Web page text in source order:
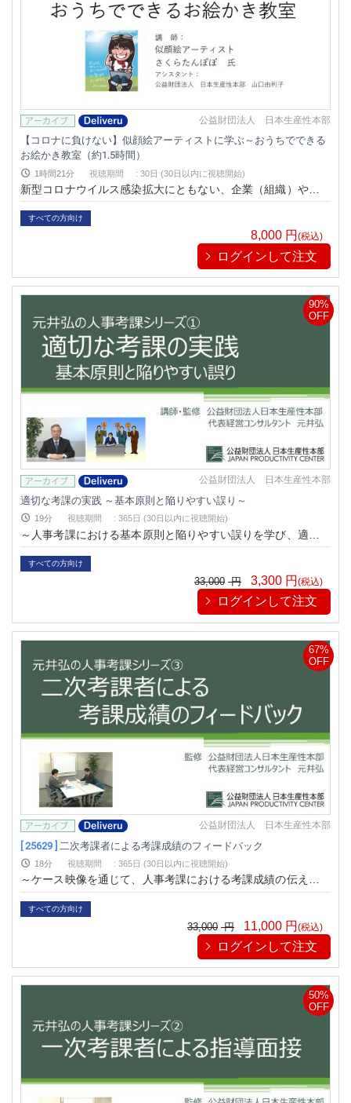
や通勤時間を利用した視聴も効果的です。
公益財団法人 日本生産性本部
【コロナに負けない】似顔絵アーティストに学ぶ～おうちでできる
お絵かき教室（約1.5時間）
1時間21分 視聴期間 : 30日 (30日以内に視聴開始)
新型コロナウイルス感染拡大にともない、企業（組織）や個人
（社会人）はかつてない大きな変化と制約の中で、急速なデジ
タル化やテレワークなどの働き方や環境（場所）の変化に伴い
多大なストレスと不安を抱えております。このセミナーでは、
遊園地やアミューズメントパーク、ショッピングモール、幼稚
園、保育園、病院などで笑顔や癒しを届ける活動を行っている
プロの似顔絵アーティストから、コロナに負けない企画とし
て、「おうちでできるお絵かき」をテーマに誰でもが手軽に実
践できる技を習得します。PCやスマートフォンで、職場やご
家庭で。視聴期間内であれば、何度でも繰り返し視聴/復習可能
です。テレワークの合間やスキマ時間を利用した視聴も効果的
です。
すべての方向け
8,000 円 (税込)
ログインして注文
90%
OFF
公益財団法人 日本生産性本部
適切な考課の実践 ～基本原則と陥りやすい誤り～
19分 視聴期間 : 365日 (30日以内に視聴開始)
～人事考課における基本原則と陥りやすい誤りを学び、適切な
人事考課の実践を目指す～
すべての方向け
33,000 円 3,300 円(税込)
ログインして注文
67%
OFF
公益財団法人 日本生産性本部
[ 25629 ] 二次考課者による考課成績のフィードバック
18分 視聴期間 : 365日 (30日以内に視聴開始)
～ケース映像を通じて、人事考課における考課成績の伝え方を
習得する～
すべての方向け
33,000 円 11,000 円(税込)
ログインして注文
50%
OFF